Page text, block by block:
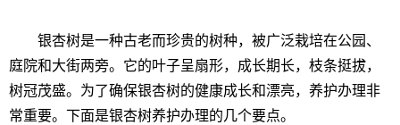
银杏树是一种古老而珍贵的树种，被广泛栽培在公园、
庭院和大街两旁。它的叶子呈扇形，成长期长，枝条挺拔，
树冠茂盛。为了确保银杏树的健康成长和漂亮，养护办理非
常重要。下面是银杏树养护办理的几个要点。